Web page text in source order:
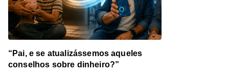
“Pai, e se atualizássemos aqueles
conselhos sobre dinheiro?”